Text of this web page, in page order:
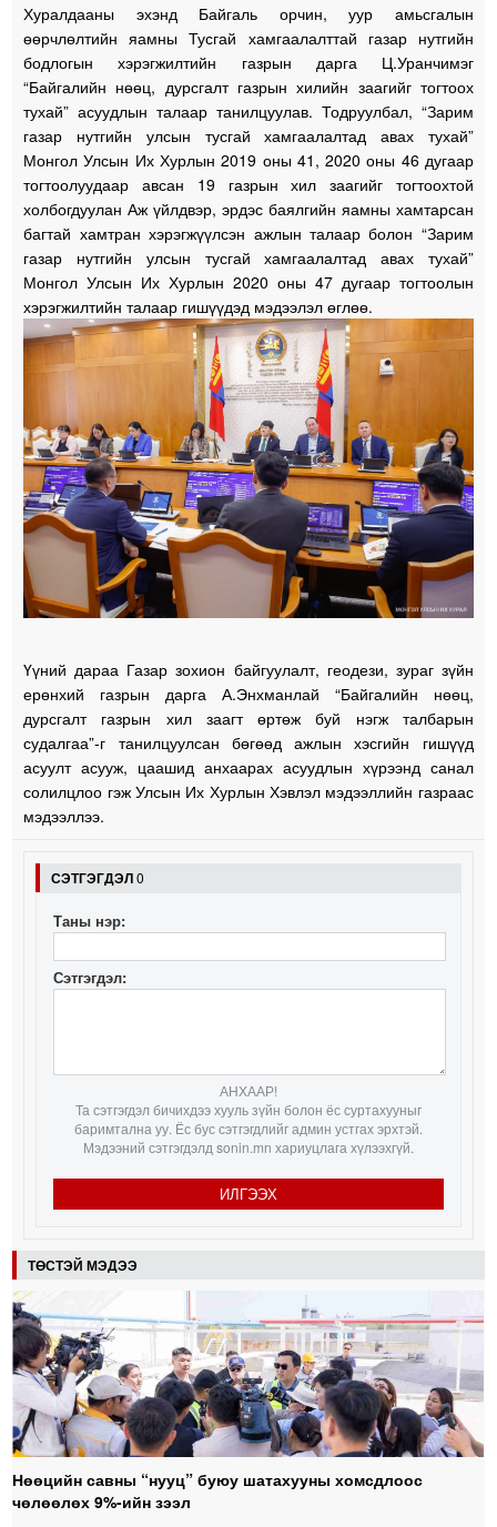
Хуралдааны эхэнд Байгаль орчин, уур амьсгалын
өөрчлөлтийн яамны Тусгай хамгаалалттай газар нутгийн
бодлогын хэрэгжилтийн газрын дарга Ц.Уранчимэг
“Байгалийн нөөц, дурсгалт газрын хилийн заагийг тогтоох
тухай” асуудлын талаар танилцуулав. Тодруулбал, “Зарим
газар нутгийн улсын тусгай хамгаалалтад авах тухай”
Монгол Улсын Их Хурлын 2019 оны 41, 2020 оны 46 дугаар
тогтоолуудаар авсан 19 газрын хил заагийг тогтоохтой
холбогдуулан Аж үйлдвэр, эрдэс баялгийн яамны хамтарсан
багтай хамтран хэрэгжүүлсэн ажлын талаар болон “Зарим
газар нутгийн улсын тусгай хамгаалалтад авах тухай”
Монгол Улсын Их Хурлын 2020 оны 47 дугаар тогтоолын
хэрэгжилтийн талаар гишүүдэд мэдээлэл өглөө.
Үүний дараа Газар зохион байгуулалт, геодези, зураг зүйн
ерөнхий газрын дарга А.Энхманлай “Байгалийн нөөц,
дурсгалт газрын хил заагт өртөж буй нэгж талбарын
судалгаа”-г танилцуулсан бөгөөд ажлын хэсгийн гишүүд
асуулт асууж, цаашид анхаарах асуудлын хүрээнд санал
солилцлоо гэж Улсын Их Хурлын Хэвлэл мэдээллийн газраас
мэдээллээ.
СЭТГЭГДЭЛ0
Таны нэр:
Сэтгэгдэл:
АНХААР!
Та сэтгэгдэл бичихдээ хууль зүйн болон ёс суртахууныг
баримтална уу. Ёс бус сэтгэгдлийг админ устгах эрхтэй.
Мэдээний сэтгэгдэлд sonin.mn хариуцлага хүлээхгүй.
ИЛГЭЭХ
ТӨСТЭЙ МЭДЭЭ
Нөөцийн савны “нууц” буюу шатахууны хомсдлоос
чөлөөлөх 9%-ийн зээл